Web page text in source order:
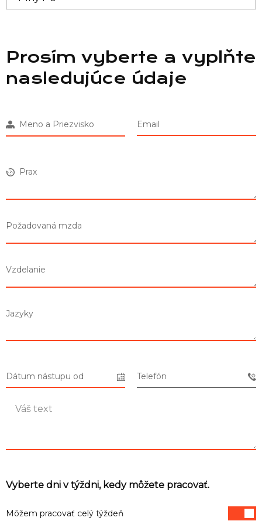
Zoznam predajní
Prosím vyberte a vyplňte
nasledujúce údaje
Meno a Priezvisko Email
Prax
Požadovaná mzda
Vzdelanie
Jazyky
Dátum nástupu od Telefón
Vyberte dni v týždni, kedy môžete pracovať.
Môžem pracovať celý týždeň